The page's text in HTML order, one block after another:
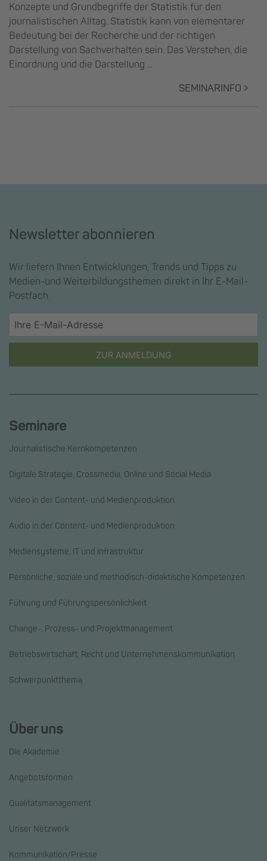
Konzepte und Grundbegriffe der Statistik für den
journalistischen Alltag. Statistik kann von elementarer
Bedeutung bei der Recherche und der richtigen
Darstellung von Sachverhalten sein. Das Verstehen, die
Einordnung und die Darstellung ...
SEMINARINFO
Newsletter abonnieren
Wir liefern Ihnen Entwicklungen, Trends und Tipps zu
Medien-und Weiterbildungsthemen direkt in Ihr E-Mail-
Postfach.
ZUR ANMELDUNG
Seminare
Journalistische Kernkompetenzen
Digitale Strategie, Crossmedia, Online und Social Media
Video in der Content- und Medienproduktion
Audio in der Content- und Medienproduktion
Mediensysteme, IT und Infrastruktur
Persönliche, soziale und methodisch-didaktische Kompetenzen
Führung und Führungspersönlichkeit
Change-, Prozess- und Projektmanagement
Betriebswirtschaft, Recht und Unternehmenskommunikation
Schwerpunktthema
Über uns
Die Akademie
Angebotsformen
Qualitätsmanagement
Unser Netzwerk
Kommunikation/Presse